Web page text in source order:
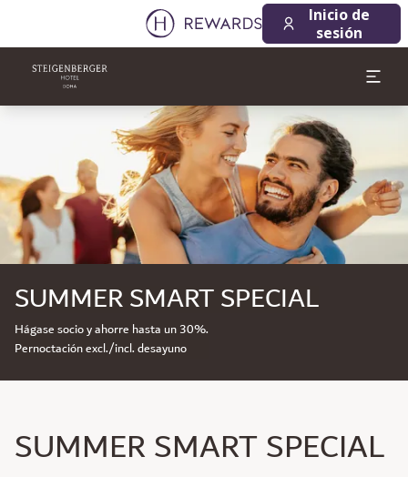
Inicio de
sesión
SUMMER SMART SPECIAL
Hágase socio y ahorre hasta un 30%.
Pernoctación excl./incl. desayuno
SUMMER SMART SPECIAL